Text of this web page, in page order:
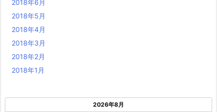
2018年6月
2018年5月
2018年4月
2018年3月
2018年2月
2018年1月
2026年8月